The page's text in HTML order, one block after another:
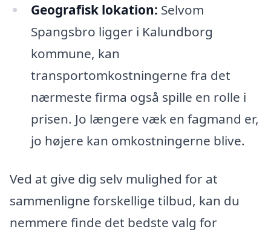
Geografisk lokation: Selvom
Spangsbro ligger i Kalundborg
kommune, kan
transportomkostningerne fra det
nærmeste firma også spille en rolle i
prisen. Jo længere væk en fagmand er,
jo højere kan omkostningerne blive.
Ved at give dig selv mulighed for at
sammenligne forskellige tilbud, kan du
nemmere finde det bedste valg for